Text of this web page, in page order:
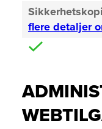
Sikkerhetskopi
flere detaljer